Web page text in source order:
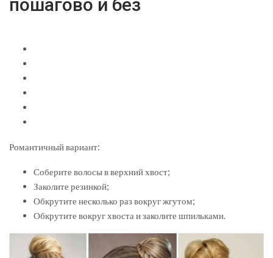
пошагово и без
Романтичный вариант:
Соберите волосы в верхний хвост;
Заколите резинкой;
Обкрутите несколько раз вокруг жгутом;
Обкрутите вокруг хвоста и заколите шпильками.